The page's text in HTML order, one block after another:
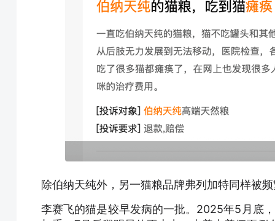
除伯纳天纯外，另一猫粮品牌弗列加特同样被
李赛飞的猫是较早发病的一批。2025年5月底